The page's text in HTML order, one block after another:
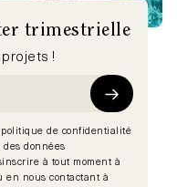
trimestrielle
!
de confidentialité
données
à tout moment à
en nous contactant à